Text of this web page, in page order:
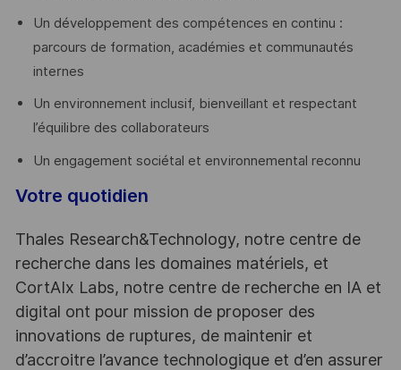
Un développement des compétences en continu :
parcours de formation, académies et communautés
internes
Un environnement inclusif, bienveillant et respectant
l’équilibre des collaborateurs
Un engagement sociétal et environnemental reconnu
Votre quotidien
Thales Research&Technology, notre centre de
recherche dans les domaines matériels, et
CortAIx Labs, notre centre de recherche en IA et
digital ont pour mission de proposer des
innovations de ruptures, de maintenir et
d’accroitre l’avance technologique et d’en assurer